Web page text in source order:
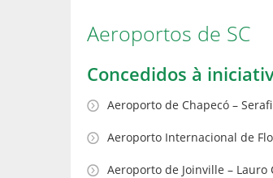
Aeroportos de SC
Concedidos à
Aeroporto de Chapecó –
Aeroporto Internacional de
Aeroporto de Joinville – Lauro